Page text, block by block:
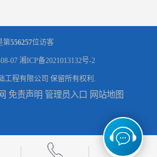
湖南怀化强夯施工队伍公司厂房地基强夯施工 湖南常德强夯施工队伍公司厂房地基强夯施工
第556257位访客
07 湘ICP备2021013132号-2
工程有限公司 保留所有权利.
免责声明 管理员入口 网站地图